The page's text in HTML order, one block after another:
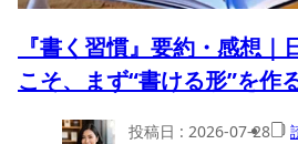
『書く習慣』要約・感想｜
こそ、まず“書ける形”を作
投稿日 : 2026-07-28